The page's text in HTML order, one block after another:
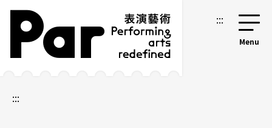
跳到主要內容區塊
網站導覽 :::
:::